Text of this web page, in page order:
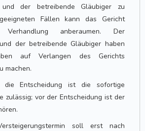
und der betreibende Gläubiger zu
Fällen kann das Gericht
Verhandlung anberaumen. Der
der betreibende Gläubiger haben
auf Verlangen des Gerichts
machen.
die Entscheidung ist die sofortige
zulässig; vor der Entscheidung ist der
soll erst nach